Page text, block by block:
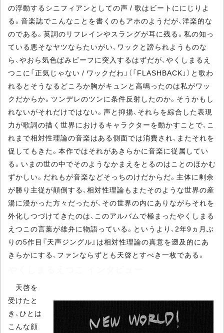
の浮動するシニフィアンとしての声 / 歌はビートににじりよ
る。音楽誌でこんなことを書くのもアホのようだが、洋楽的な
のである。英詞のリフレインやスラングが耳に残る。私の知っ
ている悪そなヤツならたいがい、ワックと謗られようものな
ら、やおら気色ばみビーフに突入するはずだが、やくしまるえ
つこに「正気じゃない / ワックだわ」（「FLASHBACK」）と歌わ
れるとそうなるどころか胸がキュンと高鳴ったのは私がワッ
クだからか。ツンデレのツンに条件反射したのか。そうかもし
れないがそれだけではない。声と抑揚、それらを綜合した表現
力が歌詞の描く世界におけるキャラクターを動かすことで、こ
れまで相対性理論の音楽はある側面では消費され、またそれを
促してもきた。本作ではそれがあきらかに音楽に従属してい
る。いまの世の中でそのようなかまえをとるのはことのほかむ
ずかしい。だれもが音楽などそっちのけだからだ。主体に剰余
が勝り主従が顛倒する、相対性理論もまたそのような世界の産
湯に浸かった方々だったが、その世界の内にありながらそれを
外化しつづけてきたのは、このアルバムで極まったやくしまる
えつこの言葉が雄弁に物語っている。というより、2年9ヵ月ぶ
りの5作目『天声ジングル』は相対性理論の真意を遡及的にあ
きらかにする、ファンならずとも天啓とすべき一枚である。
天啓を
受けたと
き、ひとは
こんな顔